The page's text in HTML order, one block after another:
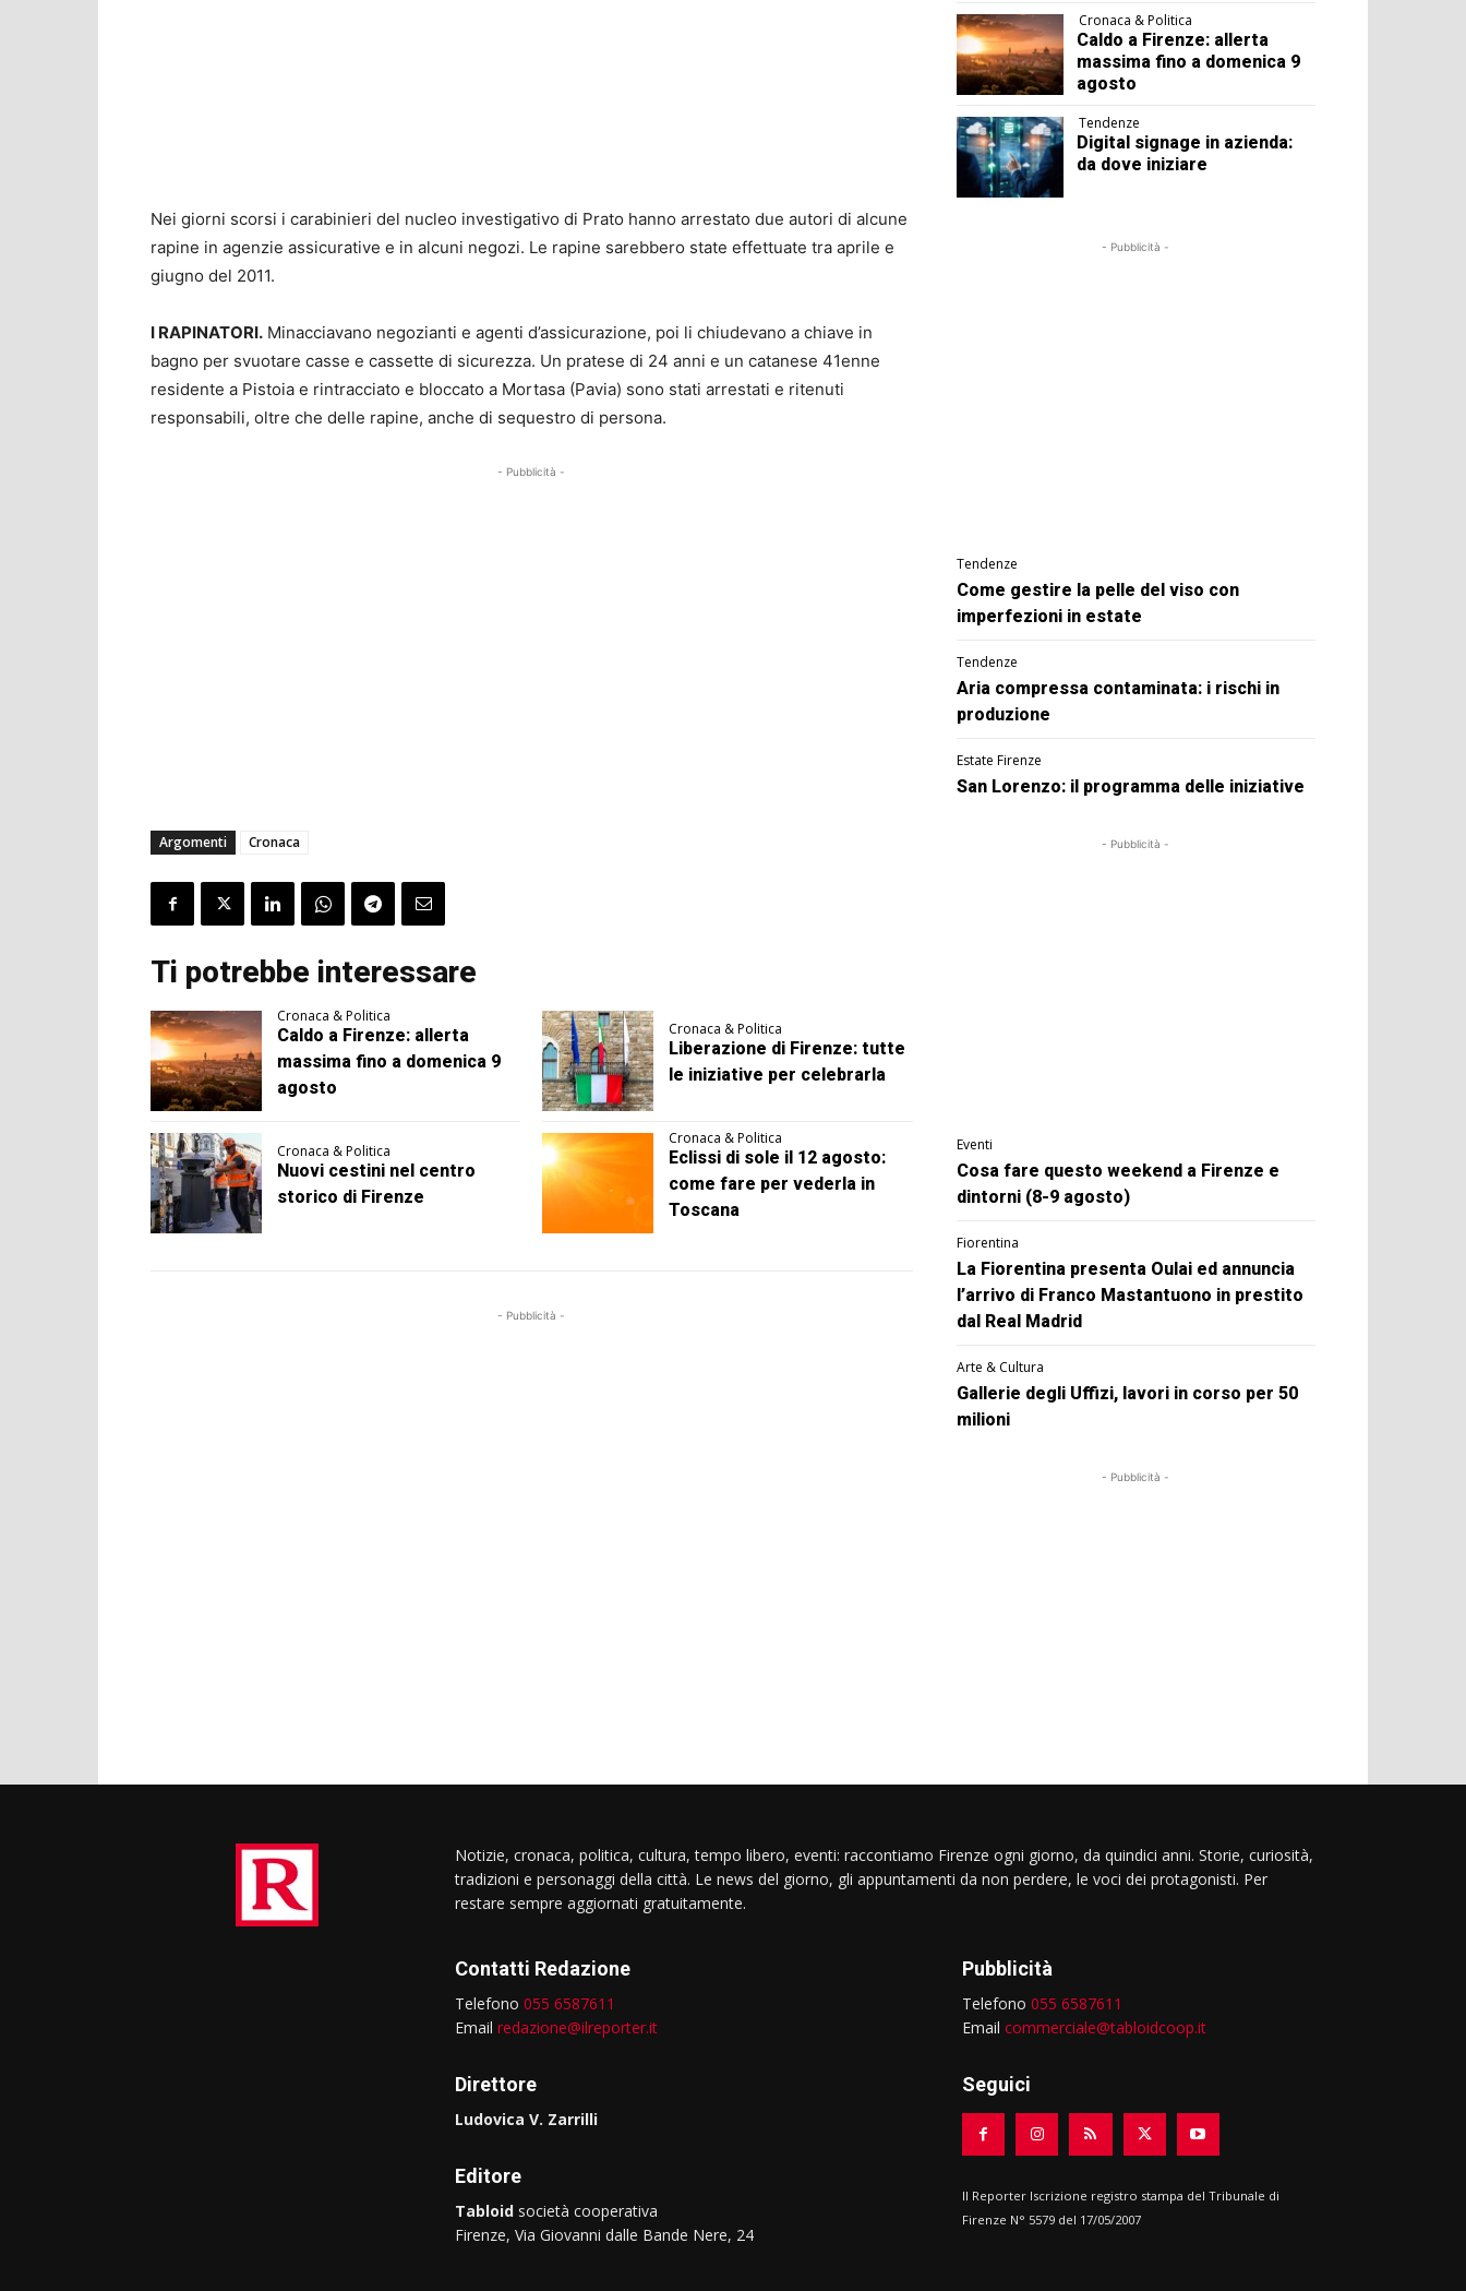
Nei giorni scorsi i carabinieri del nucleo investigativo di Prato hanno arrestato due autori di alcune
rapine in agenzie assicurative e in alcuni negozi. Le rapine sarebbero state effettuate tra aprile e
giugno del 2011.
I RAPINATORI. Minacciavano negozianti e agenti d’assicurazione, poi li chiudevano a chiave in
bagno per svuotare casse e cassette di sicurezza. Un pratese di 24 anni e un catanese 41enne
residente a Pistoia e rintracciato e bloccato a Mortasa (Pavia) sono stati arrestati e ritenuti
responsabili, oltre che delle rapine, anche di sequestro di persona.
- Pubblicità -
Argomenti Cronaca
Ti potrebbe interessare
Cronaca & Politica
Caldo a Firenze: allerta
massima fino a domenica 9
agosto
Cronaca & Politica
Liberazione di Firenze: tutte
le iniziative per celebrarla
Cronaca & Politica
Nuovi cestini nel centro
storico di Firenze
Cronaca & Politica
Eclissi di sole il 12 agosto:
come fare per vederla in
Toscana
- Pubblicità -
Cronaca & Politica
Caldo a Firenze: allerta
massima fino a domenica 9
agosto
Tendenze
Digital signage in azienda:
da dove iniziare
- Pubblicità -
Tendenze
Come gestire la pelle del viso con
imperfezioni in estate
Tendenze
Aria compressa contaminata: i rischi in
produzione
Estate Firenze
San Lorenzo: il programma delle iniziative
- Pubblicità -
Eventi
Cosa fare questo weekend a Firenze e
dintorni (8-9 agosto)
Fiorentina
La Fiorentina presenta Oulai ed annuncia
l’arrivo di Franco Mastantuono in prestito
dal Real Madrid
Arte & Cultura
Gallerie degli Uffizi, lavori in corso per 50
milioni
- Pubblicità -
Notizie, cronaca, politica, cultura, tempo libero, eventi: raccontiamo Firenze ogni giorno, da quindici anni. Storie, curiosità,
tradizioni e personaggi della città. Le news del giorno, gli appuntamenti da non perdere, le voci dei protagonisti. Per
restare sempre aggiornati gratuitamente.
Contatti Redazione
Telefono 055 6587611
Email redazione@ilreporter.it
Direttore
Ludovica V. Zarrilli
Editore
Tabloid società cooperativa
Firenze, Via Giovanni dalle Bande Nere, 24
Pubblicità
Telefono 055 6587611
Email commerciale@tabloidcoop.it
Seguici
Il Reporter Iscrizione registro stampa del Tribunale di
Firenze N° 5579 del 17/05/2007